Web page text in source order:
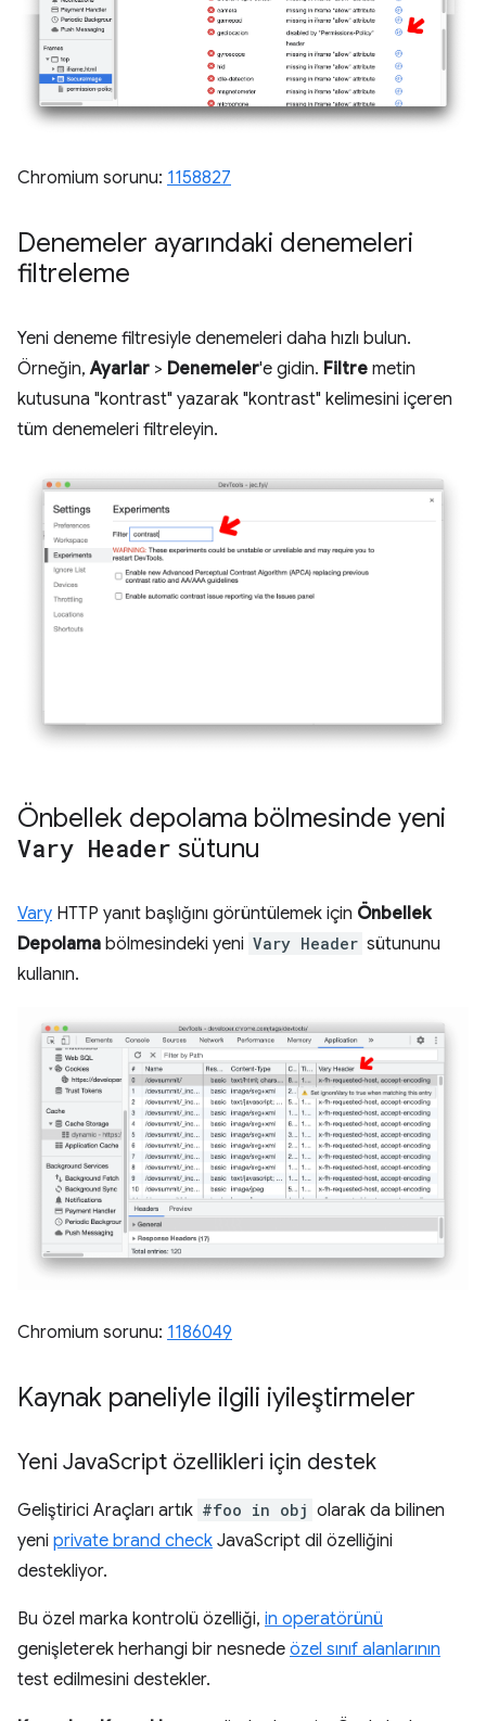
Chromium sorunu: 1158827
Denemeler ayarındaki denemeleri
filtreleme
Yeni deneme filtresiyle denemeleri daha hızlı bulun.
Örneğin,Ayarlar > Denemeler'e gidin. Filtre metin
kutusuna "kontrast" yazarak "kontrast" kelimesini içeren
tüm denemeleri filtreleyin.
Önbellek depolama bölmesinde yeni
Vary Header sütunu
Vary HTTP yanıt başlığını görüntülemek için Önbellek
Depolama bölmesindeki yeni Vary Header sütununu
kullanın.
Chromium sorunu: 1186049
Kaynak paneliyle ilgili iyileştirmeler
Yeni JavaScript özellikleri için destek
Geliştirici Araçları artık #foo in obj olarak da bilinen
yeni private brand check JavaScript dil özelliğini
destekliyor.
Bu özel marka kontrolü özelliği, in operatörünü
genişleterek herhangi bir nesnede özel sınıf alanlarının
test edilmesini destekler.